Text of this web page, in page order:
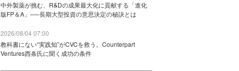
中外製薬が挑む、R&Dの成果最大化に貢献する「進化
版FP＆A」──長期大型投資の意思決定の秘訣とは
2026/08/04 07:00
教科書にない“実践知”がCVCを救う。Counterpart
Ventures西条氏に聞く成功の条件